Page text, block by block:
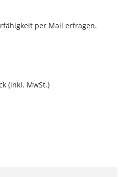
per Mail erfragen.
(inkl. MwSt.)